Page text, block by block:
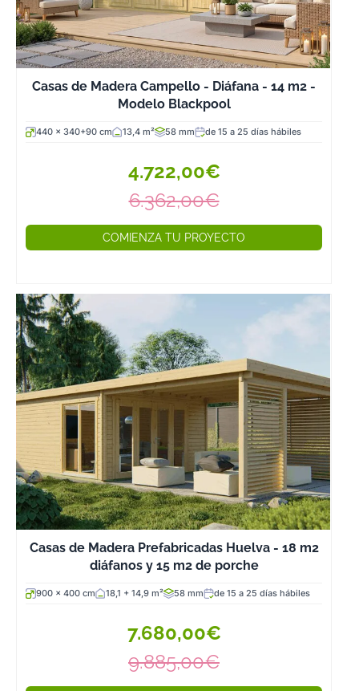
Casas de Madera Campello - Diáfana - 14 m2 -
Modelo Blackpool
440 x 340+90 cm 13,4 m² 58 mm de 15 a 25 días hábiles
4.722,00€
6.362,00€
COMIENZA TU PROYECTO
Casas de Madera Prefabricadas Huelva - 18 m2
diáfanos y 15 m2 de porche
900 x 400 cm 18,1 + 14,9 m² 58 mm de 15 a 25 días hábiles
7.680,00€
9.885,00€